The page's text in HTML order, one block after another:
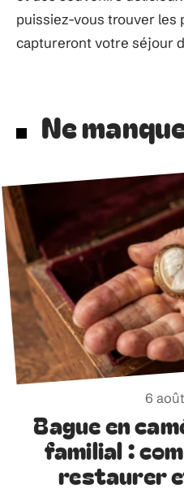
puissiez-vous trouver les
captureront votre séjour
Ne
6
Bague en
familial :
restaurer